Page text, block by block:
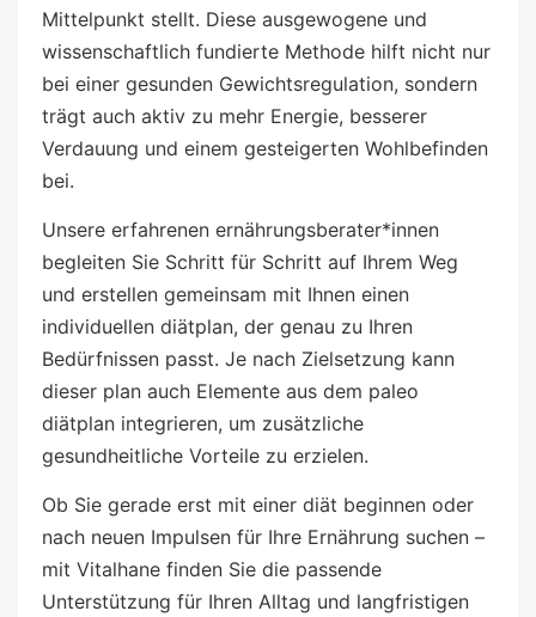
Mittelpunkt stellt. Diese ausgewogene und
wissenschaftlich fundierte Methode hilft nicht nur
bei einer gesunden Gewichtsregulation, sondern
trägt auch aktiv zu mehr Energie, besserer
Verdauung und einem gesteigerten Wohlbefinden
bei.
Unsere erfahrenen ernährungsberater*innen
begleiten Sie Schritt für Schritt auf Ihrem Weg
und erstellen gemeinsam mit Ihnen einen
individuellen diätplan, der genau zu Ihren
Bedürfnissen passt. Je nach Zielsetzung kann
dieser plan auch Elemente aus dem paleo
diätplan integrieren, um zusätzliche
gesundheitliche Vorteile zu erzielen.
Ob Sie gerade erst mit einer diät beginnen oder
nach neuen Impulsen für Ihre Ernährung suchen –
mit Vitalhane finden Sie die passende
Unterstützung für Ihren Alltag und langfristigen